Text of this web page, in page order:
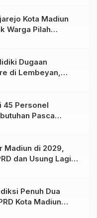
Kota Madiun
Warga Pilah
Dugaan
di Lembeyan,
Epidemiologi
45 Personel
Pasca
Madiun di 2029,
dan Usung Lagi
Penuh Dua
Kota Madiun
Penanganan